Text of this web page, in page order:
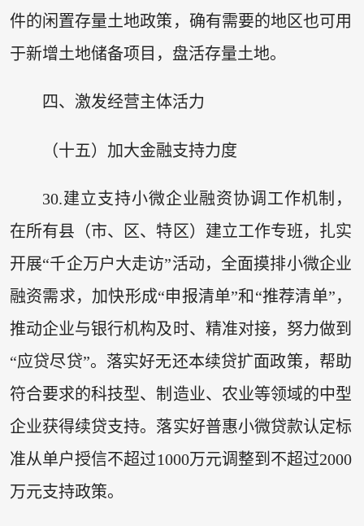
件的闲置存量土地政策，确有需要的地区也可用
于新增土地储备项目，盘活存量土地。
四、激发经营主体活力
（十五）加大金融支持力度
30.建立支持小微企业融资协调工作机制，
在所有县（市、区、特区）建立工作专班，扎实
开展“千企万户大走访”活动，全面摸排小微企业
融资需求，加快形成“申报清单”和“推荐清单”，
推动企业与银行机构及时、精准对接，努力做到
“应贷尽贷”。落实好无还本续贷扩面政策，帮助
符合要求的科技型、制造业、农业等领域的中型
企业获得续贷支持。落实好普惠小微贷款认定标
准从单户授信不超过1000万元调整到不超过2000
万元支持政策。